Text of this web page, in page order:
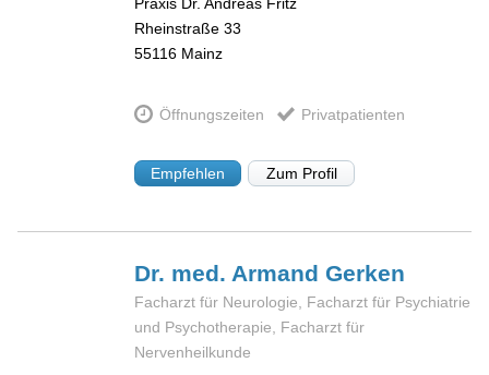
Rheinstraße 33
55116 Mainz
Öffnungszeiten Privatpatienten
Empfehlen Zum Profil
Dr. med. ArmandGerken
Facharzt für Neurologie, Facharzt für Psychiatrie
und Psychotherapie, Facharzt für
Nervenheilkunde